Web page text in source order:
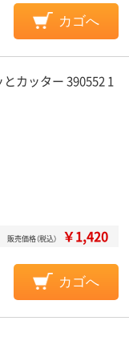
カゴへ
カッター 390552 1
販売価格（税込） ￥1,420
カゴへ